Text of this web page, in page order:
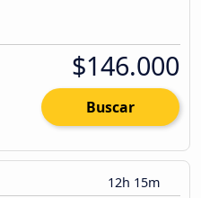
$146.000
Buscar
12h 15m